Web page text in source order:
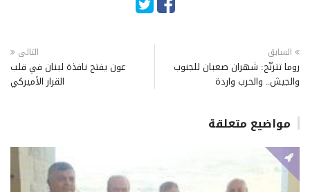
السابق
روما تترنّح: شهران صعبان للجنوب
والجيش.. والحرب واردة
التالى
عون يفتح نافذة لبنان في قلب
القرار الأميركي
مواضيع متعلقة